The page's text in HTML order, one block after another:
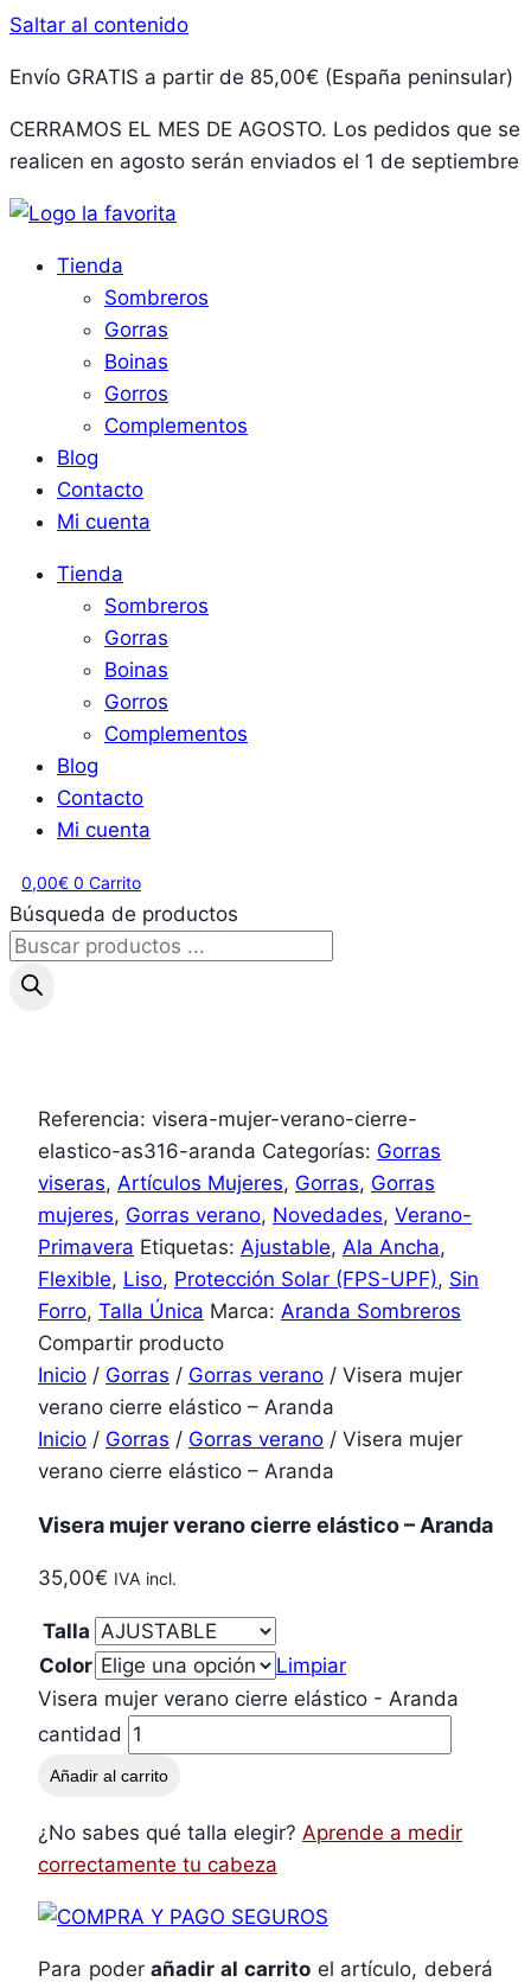
Saltar al contenido
Envío GRATIS a partir de 85,00€ (España peninsular)
CERRAMOS EL MES DE AGOSTO. Los pedidos que se
realicen en agosto serán enviados el 1 de septiembre
Tienda
Sombreros
Gorras
Boinas
Gorros
Complementos
Blog
Contacto
Mi cuenta
Tienda
Sombreros
Gorras
Boinas
Gorros
Complementos
Blog
Contacto
Mi cuenta
0,00€ 0 Carrito
Búsqueda de productos
Referencia: visera-mujer-verano-cierre-
elastico-as316-aranda Categorías: Gorras
viseras, Artículos Mujeres, Gorras, Gorras
mujeres, Gorras verano, Novedades, Verano-
Primavera Etiquetas: Ajustable, Ala Ancha,
Flexible, Liso, Protección Solar (FPS-UPF), Sin
Forro, Talla Única Marca: Aranda Sombreros
Compartir producto
Inicio / Gorras / Gorras verano / Visera mujer
verano cierre elástico – Aranda
Inicio / Gorras / Gorras verano / Visera mujer
verano cierre elástico – Aranda
Visera mujer verano cierre elástico – Aranda
35,00€ IVA incl.
Talla
Color
Limpiar
Visera mujer verano cierre elástico - Aranda
cantidad
Añadir al carrito
¿No sabes qué talla elegir? Aprende a medir
correctamente tu cabeza
Para poderañadir al carritoel artículo, deberá